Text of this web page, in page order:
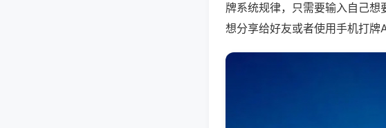
牌系统规律，只需要输入自己
想分享给好友或者使用手机打牌